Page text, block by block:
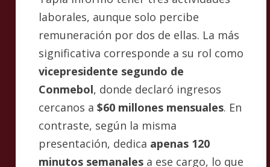
laborales, aunque solo percibe
remuneración por dos de ellas. La más
significativa corresponde a su rol como
vicepresidente segundo de
Conmebol, donde declaró ingresos
cercanos a $60 millones mensuales. En
contraste, según la misma
presentación, dedica apenas 120
minutos semanales a ese cargo, lo que